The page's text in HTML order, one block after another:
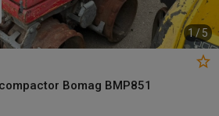
1 / 5
Bomag BMP851